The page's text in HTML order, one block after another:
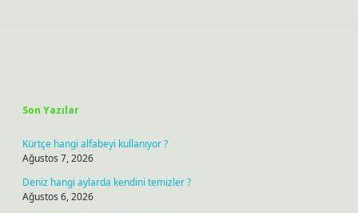
Son Yazılar
Kürtçe hangi alfabeyi kullanıyor ?
Ağustos 7, 2026
Deniz hangi aylarda kendini temizler ?
Ağustos 6, 2026